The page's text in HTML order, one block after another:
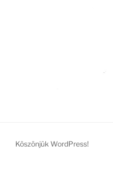
Köszönjük WordPress!